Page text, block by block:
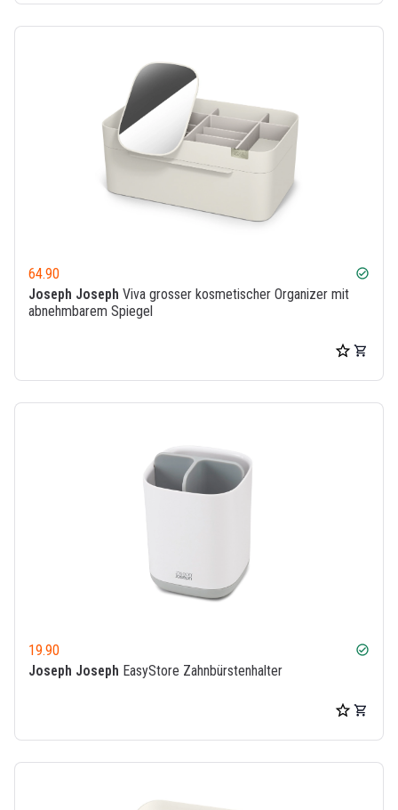
64.90 check_circle
Joseph Joseph Viva grosser kosmetischer Organizer mit
abnehmbarem Spiegel
19.90 check_circle
Joseph Joseph EasyStore Zahnbürstenhalter